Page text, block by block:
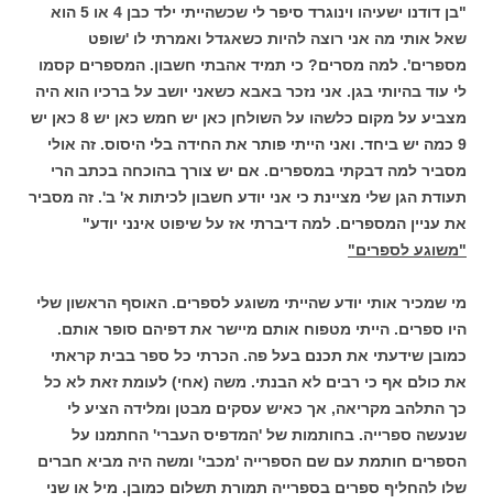
"בן דודנו ישעיהו וינוגרד סיפר לי שכשהייתי ילד כבן 4 או 5 הוא
שאל אותי מה אני רוצה להיות כשאגדל ואמרתי לו 'שופט
מספרים'. למה מסרים? כי תמיד אהבתי חשבון. המספרים קסמו
לי עוד בהיותי בגן. אני נזכר באבא כשאני יושב על ברכיו הוא היה
מצביע על מקום כלשהו על השולחן כאן יש חמש כאן יש 8 כאן יש
9 כמה יש ביחד. ואני הייתי פותר את החידה בלי היסוס. זה אולי
מסביר למה דבקתי במספרים. אם יש צורך בהוכחה בכתב הרי
תעודת הגן שלי מציינת כי אני יודע חשבון לכיתות א' ב'. זה מסביר
את עניין המספרים. למה דיברתי אז על שיפוט אינני יודע"
"משוגע לספרים"
מי שמכיר אותי יודע שהייתי משוגע לספרים. האוסף הראשון שלי
היו ספרים. הייתי מטפוח אותם מיישר את דפיהם סופר אותם.
כמובן שידעתי את תכנם בעל פה. הכרתי כל ספר בבית קראתי
את כולם אף כי רבים לא הבנתי. משה (אחי) לעומת זאת לא כל
כך התלהב מקריאה, אך כאיש עסקים מבטן ומלידה הציע לי
שנעשה ספרייה. בחותמות של 'המדפיס העברי' החתמנו על
הספרים חותמת עם שם הספרייה 'מכבי' ומשה היה מביא חברים
שלו להחליף ספרים בספרייה תמורת תשלום כמובן. מיל או שני